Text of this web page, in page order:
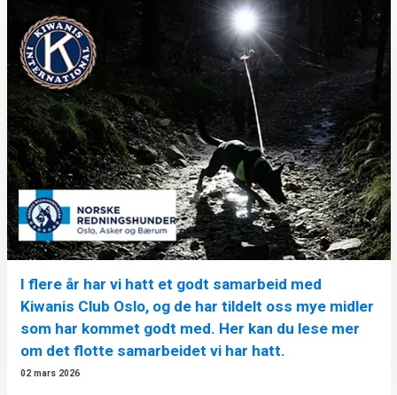
I flere år har vi hatt et godt samarbeid med
Kiwanis Club Oslo, og de har tildelt oss mye midler
som har kommet godt med. Her kan du lese mer
om det flotte samarbeidet vi har hatt.
02 mars 2026